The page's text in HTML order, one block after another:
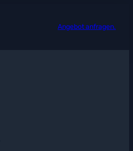
Angebot anfragen.